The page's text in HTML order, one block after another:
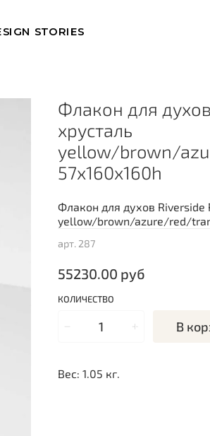
STORIES
арт. 287
Флакон для духов
хрусталь
yellow/brown/
57х160х160h
55230.00 руб
КОЛИЧЕСТВО
В
Флакон для духов Riverside
yellow/brown/azure/red/
Вес: 1.05 кг.